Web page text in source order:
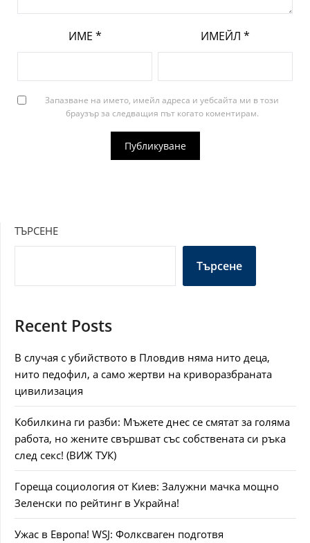
ИМЕ * ИМЕЙЛ *
Запазване на името, имейл адреса и уебсайта ми в този
браузър за следващия път когато коментирам.
ТЪРСЕНЕ
Търсене
Recent Posts
В случая с убийството в Пловдив няма нито деца,
нито педофил, а само жертви на криворазбраната
цивилизация
Кобилкина ги разби: Мъжете днес се смятат за голяма
работа, но жените свършват със собствената си ръка
след секс! (ВИЖ ТУК)
Гореща социология от Киев: Залужни мачка мощно
Зеленски по рейтинг в Украйна!
Ужас в Европа! WSJ: Фолксваген подготвя